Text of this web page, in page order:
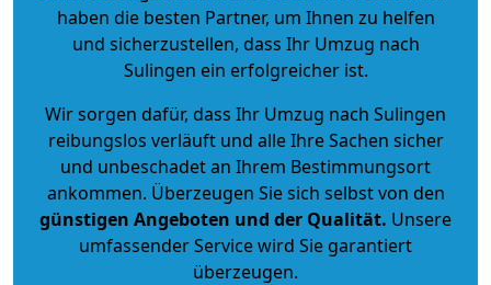
haben die besten Partner, um Ihnen zu helfen
und sicherzustellen, dass Ihr Umzug nach
Sulingen ein erfolgreicher ist.
Wir sorgen dafür, dass Ihr Umzug nach Sulingen
reibungslos verläuft und alle Ihre Sachen sicher
und unbeschadet an Ihrem Bestimmungsort
ankommen. Überzeugen Sie sich selbst von den
günstigen Angeboten und der Qualität. Unsere
umfassender Service wird Sie garantiert
überzeugen.